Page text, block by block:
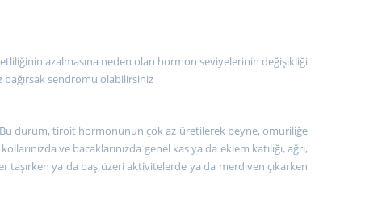
azalmasına neden olan hormon seviyelerinin değişikliği
bağırsak sendromu olabilirsiniz
durum, tiroit hormonunun çok az üretilerek beyne, omuriliğe
ve bacaklarınızda genel kas ya da eklem katılığı, ağrı,
taşırken ya da baş üzeri aktivitelerde ya da merdiven çıkarken